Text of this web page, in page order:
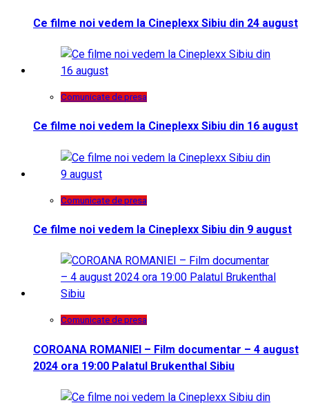
Ce filme noi vedem la Cineplexx Sibiu din 24 august
Comunicate de presa
Ce filme noi vedem la Cineplexx Sibiu din 16 august
Comunicate de presa
Ce filme noi vedem la Cineplexx Sibiu din 9 august
Comunicate de presa
COROANA ROMANIEI – Film documentar – 4 august
2024 ora 19:00 Palatul Brukenthal Sibiu